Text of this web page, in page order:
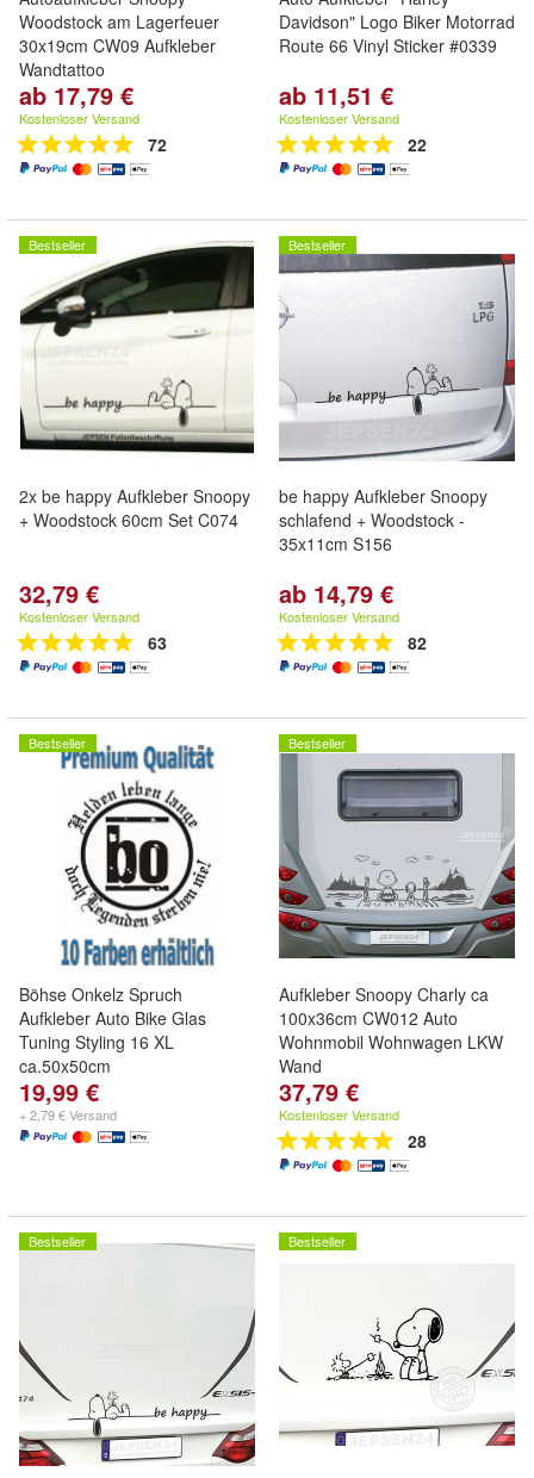
Woodstock am Lagerfeuer
30x19cm CW09 Aufkleber
Wandtattoo
ab 17,79 €
Kostenloser Versand
72
Davidson" Logo Biker Motorrad
Route 66 Vinyl Sticker #0339
ab 11,51 €
Kostenloser Versand
22
Bestseller
2x be happy Aufkleber Snoopy
+ Woodstock 60cm Set C074
32,79 €
Kostenloser Versand
63
Bestseller
be happy Aufkleber Snoopy
schlafend + Woodstock -
35x11cm S156
ab 14,79 €
Kostenloser Versand
82
Bestseller
Böhse Onkelz Spruch
Aufkleber Auto Bike Glas
Tuning Styling 16 XL
ca.50x50cm
19,99 €
+ 2,79 € Versand
Bestseller
Aufkleber Snoopy Charly ca
100x36cm CW012 Auto
Wohnmobil Wohnwagen LKW
Wand
37,79 €
Kostenloser Versand
28
Bestseller Bestseller